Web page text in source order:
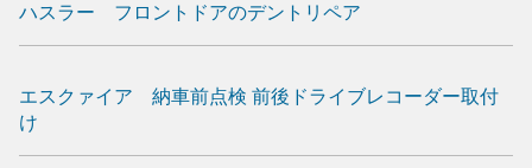
ハスラー フロントドアのデントリペア
エスクァイア 納車前点検 前後ドライブレコーダー取付
け